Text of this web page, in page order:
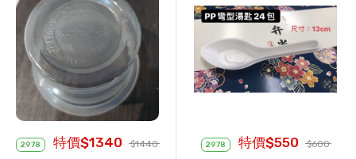
2978 特價$1340 $1440 2978 特價$550 $600